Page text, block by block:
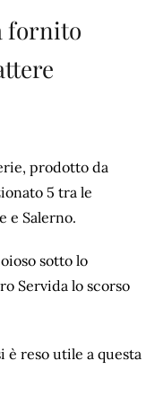
fornito
prodotto da
5 tra le
e Salerno.
sotto lo
Servida lo scorso
è reso utile a questa